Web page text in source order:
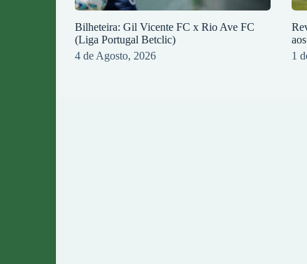
Bilheteira: Gil Vicente FC x Rio Ave FC
(Liga Portugal Betclic)
4 de Agosto, 2026
1